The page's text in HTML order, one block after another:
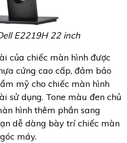
E2219H 22 inch
của chiếc màn hình được
cứng cao cấp, đảm bảo
mỹ cho chiếc màn hình
sử dụng. Tone màu đen chủ
hình thêm phần sang
dễ dàng bày trí chiếc màn
máy.